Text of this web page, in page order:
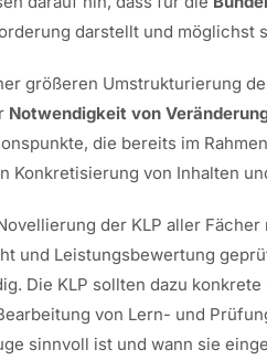
darstellt und möglichst
größeren Umstrukturierung
Notwendigkeit von
die bereits im
Konkretisierung von Inhalten
der KLP aller Fächer
und Leistungsbewertung
Die KLP sollten dazu
von Lern- und
sinnvoll ist und wann sie